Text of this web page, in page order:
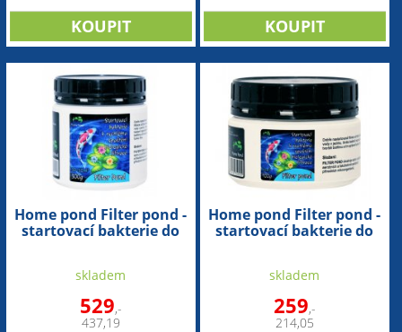
Home pond Filter pond -
startovací bakterie do
skladem
529,-
437,19
Home pond Filter pond -
startovací bakterie do
skladem
259,-
214,05